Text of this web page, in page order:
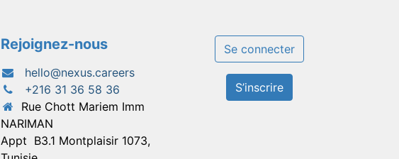
Rejoignez-nous
hello@nexus.careers
+216 31 36 58 36
Rue Chott Mariem Imm
NARIMAN
Appt B3.1 Montplaisir 1073,
Se connecter
S’inscrire